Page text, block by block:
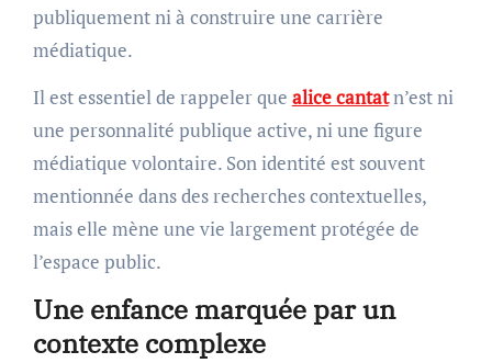
publiquement ni à construire une carrière
médiatique.
Il est essentiel de rappeler que alice cantatn’est ni
une personnalité publique active, ni une figure
médiatique volontaire. Son identité est souvent
mentionnée dans des recherches contextuelles,
mais elle mène une vie largement protégée de
l’espace public.
Une enfance marquée par un
contexte complexe